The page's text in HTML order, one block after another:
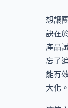
想讓
訣在
產品
忘了
能有
大化。